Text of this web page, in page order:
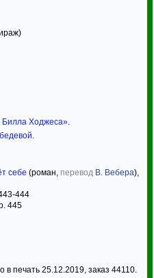
Билла Ходжеса».
.
себе (роман, перевод В. Вебера),
444
445
печать 25.12.2019, заказ 44110.